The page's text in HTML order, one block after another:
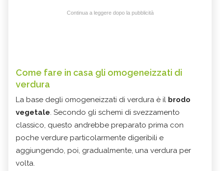
Continua a leggere dopo la pubblicità
Come fare in casa gli omogeneizzati di
verdura
La base degli omogeneizzati di verdura è il brodo
vegetale. Secondo gli schemi di svezzamento
classico, questo andrebbe preparato prima con
poche verdure particolarmente digeribili e
aggiungendo, poi, gradualmente, una verdura per
volta.